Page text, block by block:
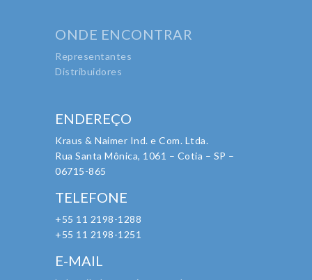
ONDE ENCONTRAR
Representantes
Distribuidores
ENDEREÇO
Kraus & Naimer Ind. e Com. Ltda.
Rua Santa Mônica, 1061 – Cotia – SP –
06715-865
TELEFONE
+55 11 2198-1288
+55 11 2198-1251
E-MAIL